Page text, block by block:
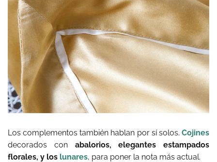
Los complementos también hablan por sí solos. Cojines
decorados con abalorios, elegantes estampados
florales, y los lunares, para poner la nota más actual.